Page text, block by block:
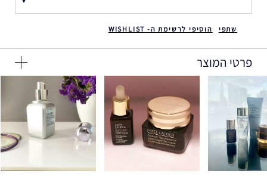
שתפי הוסיפי לרשימת ה- WISHLIST
פרטי המוצר